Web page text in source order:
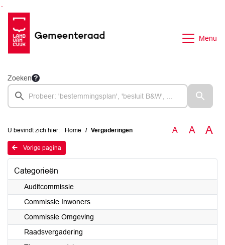
Menu
Zoeken
U bevindt zich hier: Home Vergaderingen A A A
Vorige pagina
Categorieën
Auditcommissie
Commissie Inwoners
Commissie Omgeving
Raadsvergadering